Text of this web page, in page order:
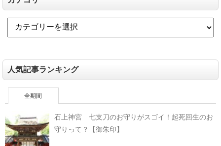
人気記事ランキング
全期間
石上神宮 七支刀のお守りがスゴイ！起死回生のお
守りって？【御朱印】